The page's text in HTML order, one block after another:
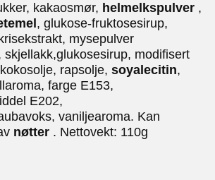
kakaosmør, helmelkspulver ,
, glukose-fruktosesirup,
mysepulver
skjellakk,glukosesirup, modifisert
rapsolje, soyalecitin,
farge E153,
E202,
vaniljearoma. Kan
nøtter . Nettovekt: 110g